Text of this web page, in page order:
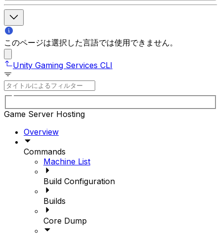
このページは選択した言語では使用できません。
Unity Gaming Services CLI
Game Server Hosting
Overview
Commands
Machine List
Build Configuration
Builds
Core Dump